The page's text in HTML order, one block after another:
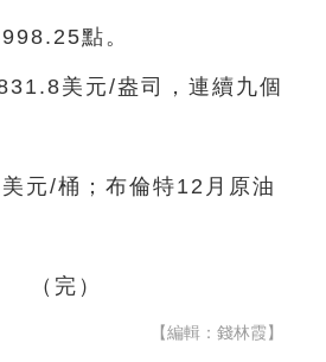
點。
美元/盎司，連續九個
元/桶；布倫特12月原油
（完）
【編輯：錢林霞】